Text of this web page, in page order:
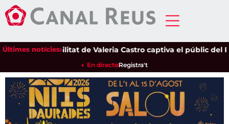
Últimes notícies:
La sensibilitat de Valeria Castro captiva el públic del
En directeRegistra't